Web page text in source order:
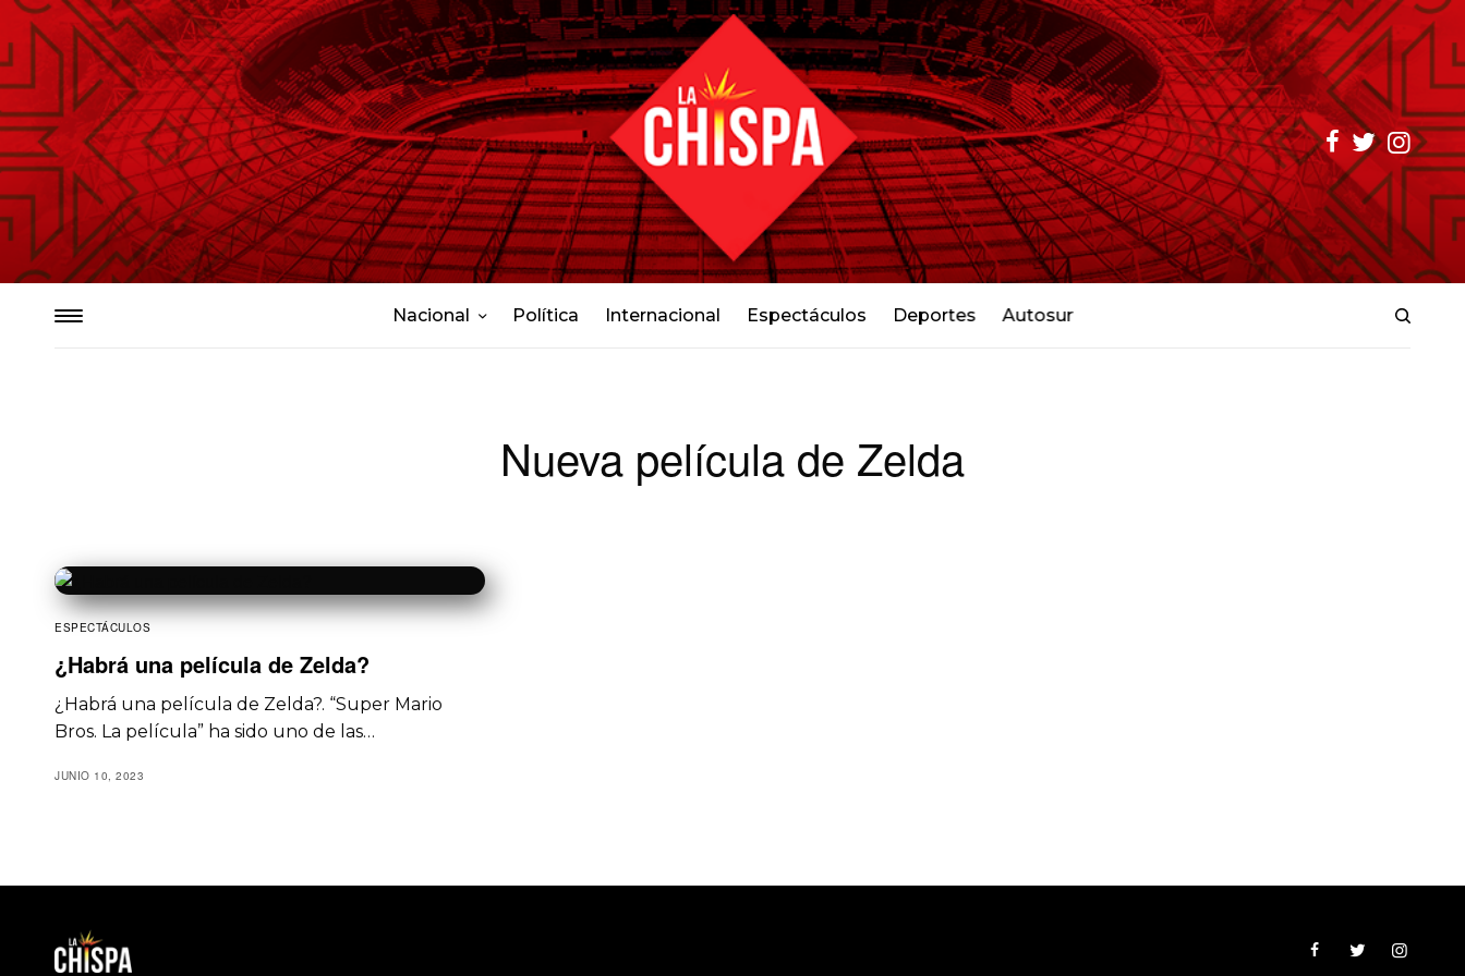
Nacional Política Internacional Espectáculos Deportes Autosur
Nueva película de Zelda
ESPECTÁCULOS
¿Habrá una película de Zelda?
¿Habrá una película de Zelda?. “Super Mario
Bros. La película” ha sido uno de las…
JUNIO 10, 2023